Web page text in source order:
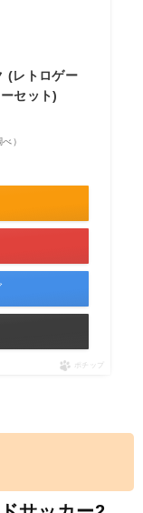
(レトロゲー
セット)
）
ポチップ